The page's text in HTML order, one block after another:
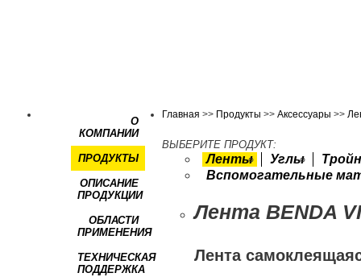
О
КОМПАНИИ
ПРОДУКТЫ
ОПИСАНИЕ
ПРОДУКЦИИ
ОБЛАСТИ
ПРИМЕНЕНИЯ
ТЕХНИЧЕСКАЯ
ПОДДЕРЖКА
Главная >> Продукты >>Аксессуары >>
ВЫБЕРИТЕ ПРОДУКТ:
Ленты Углы
Вспомогательные
Лента BENDA
Лента